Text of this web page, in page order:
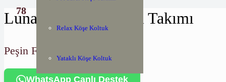
78
Relax Köşe Koltuk
Yataklı Köşe Koltuk
Luna KT Yatak Odası Takımı
Peşin Fiyatı:
WhatsApp Canlı Destek